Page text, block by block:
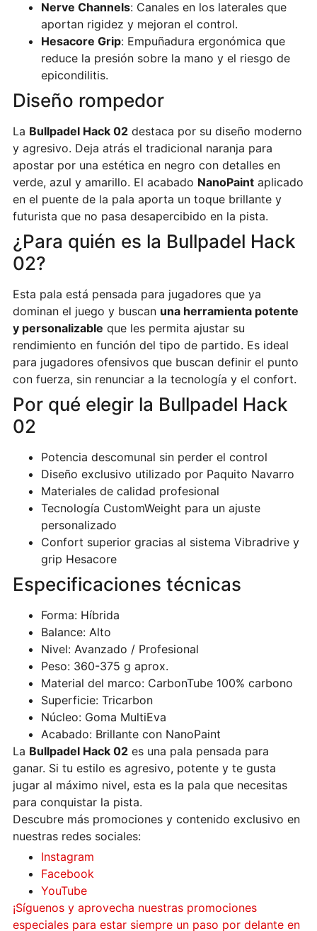
Nerve Channels: Canales en los laterales que
aportan rigidez y mejoran el control.
Hesacore Grip: Empuñadura ergonómica que
reduce la presión sobre la mano y el riesgo de
epicondilitis.
Diseño rompedor
La Bullpadel Hack 02destaca por su diseño moderno
y agresivo. Deja atrás el tradicional naranja para
apostar por una estética en negro con detalles en
verde, azul y amarillo. El acabado NanoPaintaplicado
en el puente de la pala aporta un toque brillante y
futurista que no pasa desapercibido en la pista.
¿Para quién es la Bullpadel Hack
02?
Esta pala está pensada para jugadores que ya
dominan el juego y buscan una herramienta potente
y personalizable que les permita ajustar su
rendimiento en función del tipo de partido. Es ideal
para jugadores ofensivos que buscan definir el punto
con fuerza, sin renunciar a la tecnología y el confort.
Por qué elegir la Bullpadel Hack
02
Potencia descomunal sin perder el control
Diseño exclusivo utilizado por Paquito Navarro
Materiales de calidad profesional
Tecnología CustomWeight para un ajuste
personalizado
Confort superior gracias al sistema Vibradrive y
grip Hesacore
Especificaciones técnicas
Forma: Híbrida
Balance: Alto
Nivel: Avanzado / Profesional
Peso: 360-375 g aprox.
Material del marco: CarbonTube 100% carbono
Superficie: Tricarbon
Núcleo: Goma MultiEva
Acabado: Brillante con NanoPaint
La Bullpadel Hack 02es una pala pensada para
ganar. Si tu estilo es agresivo, potente y te gusta
jugar al máximo nivel, esta es la pala que necesitas
para conquistar la pista.
Descubre más promociones y contenido exclusivo en
nuestras redes sociales:
Instagram
Facebook
YouTube
¡Síguenos y aprovecha nuestras promociones
especiales para estar siempre un paso por delante en